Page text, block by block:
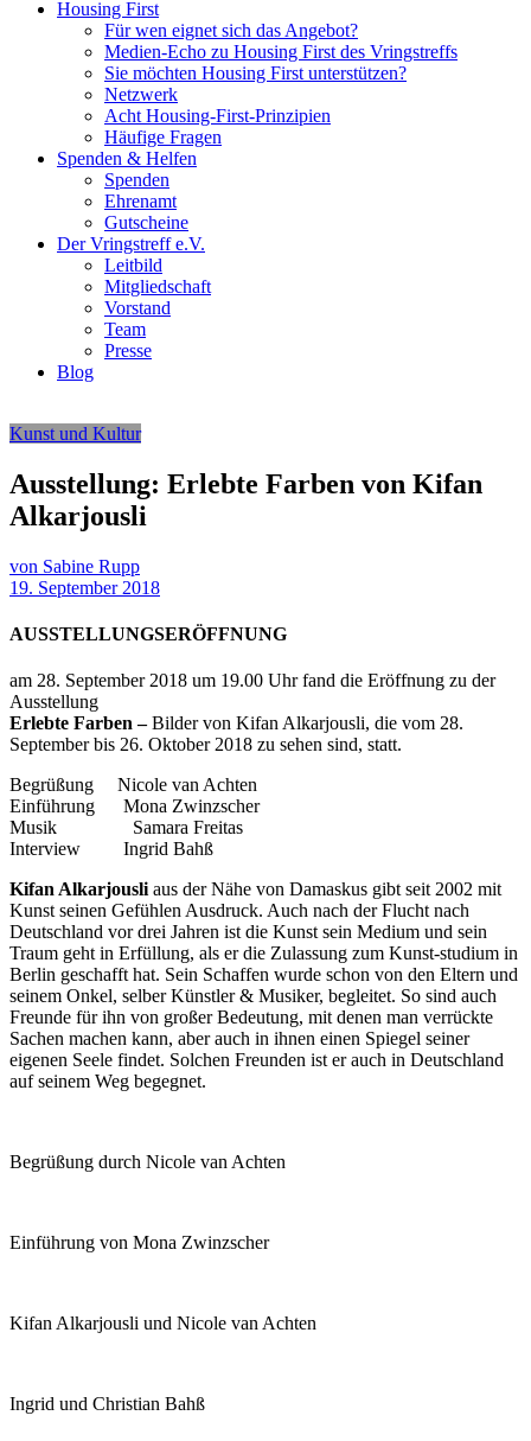
Housing First
Für wen eignet sich das Angebot?
Medien-Echo zu Housing First des Vringstreffs
Sie möchten Housing First unterstützen?
Netzwerk
Acht Housing-First-Prinzipien
Häufige Fragen
Spenden & Helfen
Spenden
Ehrenamt
Gutscheine
Der Vringstreff e.V.
Leitbild
Mitgliedschaft
Vorstand
Team
Presse
Blog
Kunst und Kultur
Ausstellung: Erlebte Farben von Kifan
Alkarjousli
von Sabine Rupp
19. September 2018
AUSSTELLUNGSERÖFFNUNG
am 28. September 2018 um 19.00 Uhr fand die Eröffnung zu der
Ausstellung
Erlebte Farben –Bilder von Kifan Alkarjousli, die vom 28.
September bis 26. Oktober 2018 zu sehen sind, statt.
Begrüßung Nicole van Achten
Einführung Mona Zwinzscher
Musik Samara Freitas
Interview Ingrid Bahß
Kifan Alkarjousli aus der Nähe von Damaskus gibt seit 2002 mit
Kunst seinen Gefühlen Ausdruck. Auch nach der Flucht nach
Deutschland vor drei Jahren ist die Kunst sein Medium und sein
Traum geht in Erfüllung, als er die Zulassung zum Kunst-studium in
Berlin geschafft hat. Sein Schaffen wurde schon von den Eltern und
seinem Onkel, selber Künstler & Musiker, begleitet. So sind auch
Freunde für ihn von großer Bedeutung, mit denen man verrückte
Sachen machen kann, aber auch in ihnen einen Spiegel seiner
eigenen Seele findet. Solchen Freunden ist er auch in Deutschland
auf seinem Weg begegnet.
Begrüßung durch Nicole van Achten
Einführung von Mona Zwinzscher
Kifan Alkarjousli und Nicole van Achten
Ingrid und Christian Bahß